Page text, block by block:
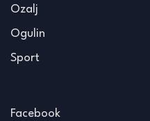
Ozalj
Ogulin
Sport
Facebook